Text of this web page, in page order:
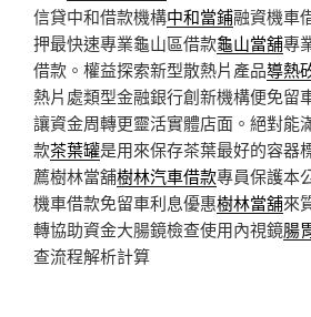
信貸中和借款機構中和當鋪融資機車
押最快速專業龜山區借款龜山當舖專
借款。權益探索新型散熱片產品導熱
熱片處類型金融銀行創新機構便免留
讓資金周轉更靈活實體店面。絕對能
款茶葉罐是用來保存茶葉最好的容器
薦樹林當舖樹林汽車借款專員保護本
機車借款免留車利息優惠樹林當舖來
轉協助資金大腸鏡檢查使用內視鏡腸
查流程解析計算